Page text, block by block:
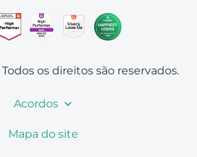
Todos os direitos são reservados.
Acordos
Mapa do site